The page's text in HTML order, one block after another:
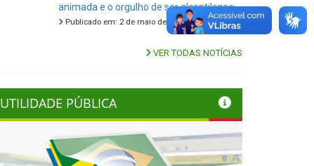
animada e o orgulho de ser alcantilense.
Publicado em: 2 de maio de 2026
VER TODAS NOTÍCIAS
UTILIDADE PÚBLICA